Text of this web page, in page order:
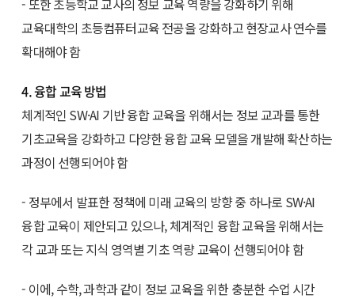
- 또한 초등학교 교사의 정보 교육 역량을 강화하기 위해
교육대학의 초등컴퓨터교육 전공을 강화하고 현장교사 연수를
확대해야 함
4. 융합 교육 방법
체계적인 SW·AI 기반 융합 교육을 위해서는 정보 교과를 통한
기초교육을 강화하고 다양한 융합 교육 모델을 개발해 확산하는
과정이 선행되어야 함
- 정부에서 발표한 정책에 미래 교육의 방향 중 하나로 SW·AI
융합 교육이 제안되고 있으나, 체계적인 융합 교육을 위해서는
각 교과 또는 지식 영역별 기초 역량 교육이 선행되어야 함
- 이에, 수학, 과학과 같이 정보 교육을 위한 충분한 수업 시간